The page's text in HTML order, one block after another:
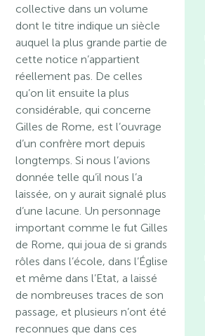
collective dans un volume
dont le titre indique un siècle
auquel la plus grande partie de
cette notice n’appartient
réellement pas. De celles
qu’on lit ensuite la plus
considérable, qui concerne
Gilles de Rome, est l’ouvrage
d’un confrère mort depuis
longtemps. Si nous l’avions
donnée telle qu’il nous l’a
laissée, on y aurait signalé plus
d’une lacune. Un personnage
important comme le fut Gilles
de Rome, qui joua de si grands
rôles dans l’école, dans l’Église
et même dans l’Etat, a laissé
de nombreuses traces de son
passage, et plusieurs n’ont été
reconnues que dans ces